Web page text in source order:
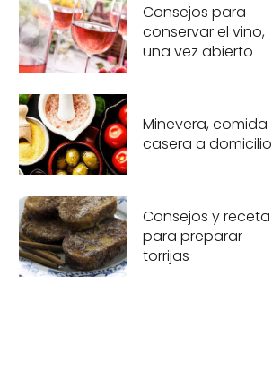
Consejos para
conservar el vino,
una vez abierto
Minevera, comida
casera a domicilio
Consejos y receta
para preparar
torrijas